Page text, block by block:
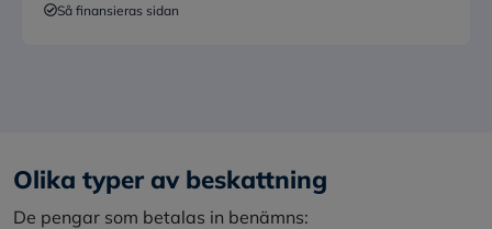
Så finansieras sidan
Olika typer av beskattning
De pengar som betalas in benämns: